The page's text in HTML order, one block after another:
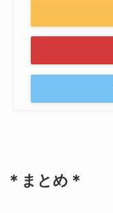
＊まとめ＊